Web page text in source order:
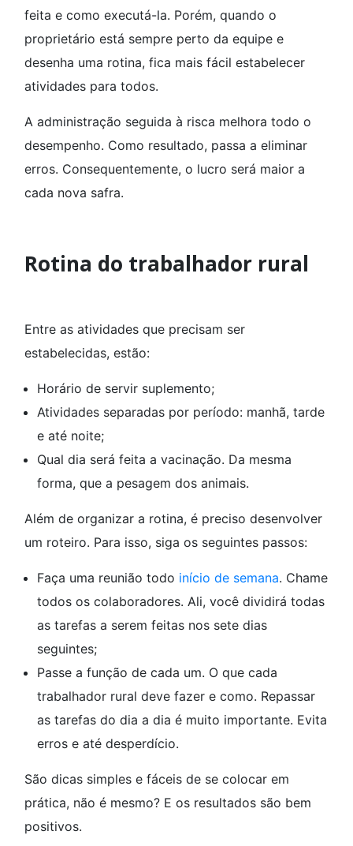
feita e como executá-la. Porém, quando o
proprietário está sempre perto da equipe e
desenha uma rotina, fica mais fácil estabelecer
atividades para todos.
A administração seguida à risca melhora todo o
desempenho. Como resultado, passa a eliminar
erros. Consequentemente, o lucro será maior a
cada nova safra.
Rotina do trabalhador rural
Entre as atividades que precisam ser
estabelecidas, estão:
Horário de servir suplemento;
Atividades separadas por período: manhã, tarde
e até noite;
Qual dia será feita a vacinação. Da mesma
forma, que a pesagem dos animais.
Além de organizar a rotina, é preciso desenvolver
um roteiro. Para isso, siga os seguintes passos:
Faça uma reunião todo início de semana. Chame
todos os colaboradores. Ali, você dividirá todas
as tarefas a serem feitas nos sete dias
seguintes;
Passe a função de cada um. O que cada
trabalhador rural deve fazer e como. Repassar
as tarefas do dia a dia é muito importante. Evita
erros e até desperdício.
São dicas simples e fáceis de se colocar em
prática, não é mesmo? E os resultados são bem
positivos.